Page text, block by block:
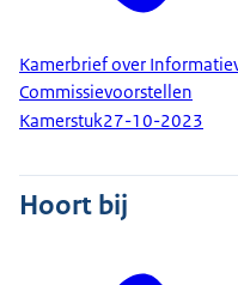
Kamerbrief over
Commissievoorstellen
Kamerstuk27-10-2023
Hoort bij